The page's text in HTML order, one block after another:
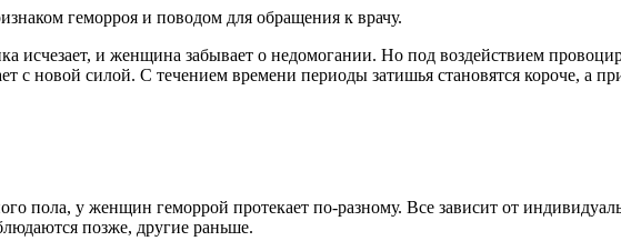
геморроя и поводом для обращения к врачу.
исчезает, и женщина забывает о недомогании. Но под воздействием
с новой силой. С течением времени периоды затишья становятся короче, а
пола, у женщин геморрой протекает по-разному. Все зависит от
позже, другие раньше.